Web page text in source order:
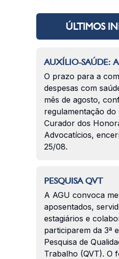
ÚLTIMOS
AUXÍLIO-SAÚDE:
O prazo para a
despesas com
mês de agosto,
regulamentação do
Curador dos
Advocatícios,
25/08.
PESQUISA QVT
A AGU convoca
aposentados,
estagiários e
participarem da 3ª
Pesquisa de
Trabalho (QVT). O